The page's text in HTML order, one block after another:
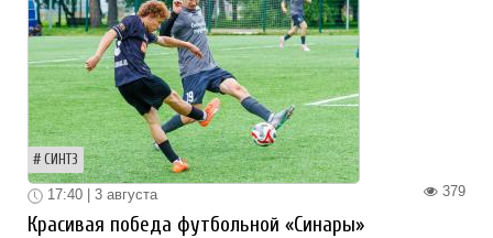
СИНТЗ
379
17:40 | 3 августа
Красивая победа футбольной «Синары»